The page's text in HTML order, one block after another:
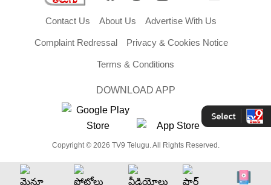
Contact Us About Us Advertise With Us
Complaint Redressal Privacy & Cookies Notice
Terms & Conditions
DOWNLOAD APP
Copyright © 2026 TV9 Telugu. All Rights Reserved.